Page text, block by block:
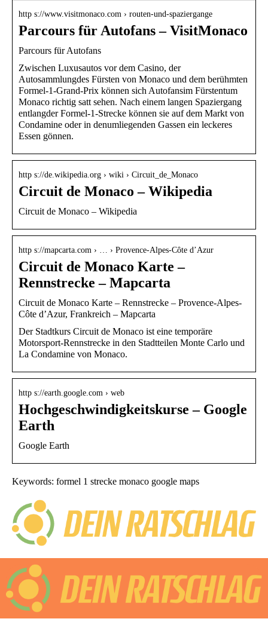
http s://www.visitmonaco.com › routen-und-spaziergange
Parcours für Autofans – VisitMonaco
Parcours für Autofans
Zwischen Luxusautos vor dem Casino, der
Autosammlungdes Fürsten von Monaco und dem berühmten
Formel-1-Grand-Prix können sich Autofansim Fürstentum
Monaco richtig satt sehen. Nach einem langen Spaziergang
entlangder Formel-1-Strecke können sie auf dem Markt von
Condamine oder in denumliegenden Gassen ein leckeres
Essen gönnen.
http s://de.wikipedia.org › wiki › Circuit_de_Monaco
Circuit de Monaco – Wikipedia
Circuit de Monaco – Wikipedia
http s://mapcarta.com › … › Provence-Alpes-Côte d’Azur
Circuit de Monaco Karte –
Rennstrecke – Mapcarta
Circuit de Monaco Karte – Rennstrecke – Provence-Alpes-
Côte d’Azur, Frankreich – Mapcarta
Der Stadtkurs Circuit de Monaco ist eine temporäre
Motorsport-Rennstrecke in den Stadtteilen Monte Carlo und
La Condamine von Monaco.
http s://earth.google.com › web
Hochgeschwindigkeitskurse – Google
Earth
Google Earth
Keywords: formel 1 strecke monaco google maps